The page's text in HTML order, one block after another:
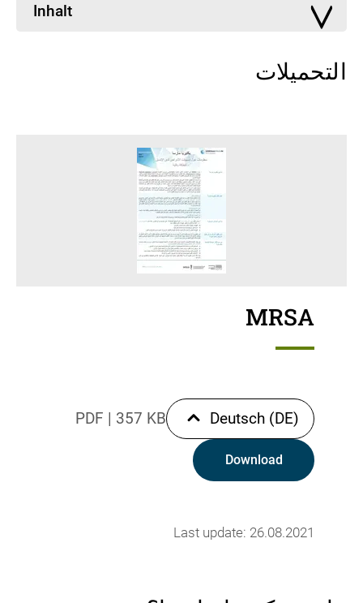
Inhalt
التحميلات
MRSA
Deutsch (DE)
PDF | 357 KB
Download
Last update: 26.08.2021